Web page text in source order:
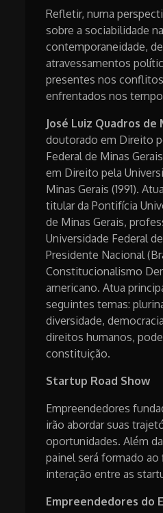
Refletir, numa
sobre a sociabilidade na
contemporaneidade,
atravessamentos
presentes nos
enfrentados nos
José Luiz Quadros de
doutorado em Direito
Federal de Minas
em Direito pela
Minas Gerais (1991).
titular da Pontifícia
de Minas Gerais,
Universidade Federal
Presidente Nacional
Constitucionalismo
americano. Atua
seguintes temas:
diversidade,
direitos humanos,
constituição.
Startup Road Show
Empreendedores
irão abordar suas
oportunidades. Além
painel será formado
interação entre as
Empreendedores do